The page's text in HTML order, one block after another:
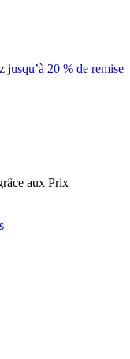
jusqu’à 20 % de remise
aux Prix